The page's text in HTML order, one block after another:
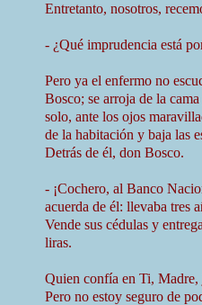
Entretanto, nosotros,
- ¿Qué imprudencia está
Pero ya el enfermo no
Bosco; se arroja de la
solo, ante los ojos
de la habitación y baja las
Detrás de él, don Bosco.
- ¡Cochero, al Banco
acuerda de él: llevaba tres
Vende sus cédulas y
liras.
Quien confía en Ti, Madre,
Pero no estoy seguro de